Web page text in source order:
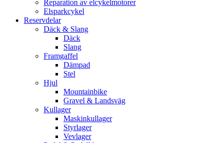
Reparation av elcykelmotorer
Elsparkcykel
Reservdelar
Däck & Slang
Däck
Slang
Framgaffel
Dämpad
Stel
Hjul
Mountainbike
Gravel & Landsväg
Kullager
Maskinkullager
Styrlager
Vevlager